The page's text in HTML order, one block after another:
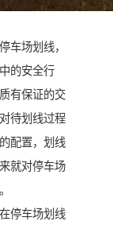
车场划线，
的安全行
有保证的交
待划线过程
配置，划线
就对停车场
停车场划线